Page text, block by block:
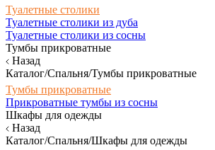
Туалетные столики
Туалетные столики из дуба
Туалетные столики из сосны
Тумбы прикроватные
Назад
Каталог/Спальня/Тумбы прикроватные
Тумбы прикроватные
Прикроватные тумбы из сосны
Шкафы для одежды
Назад
Каталог/Спальня/Шкафы для одежды